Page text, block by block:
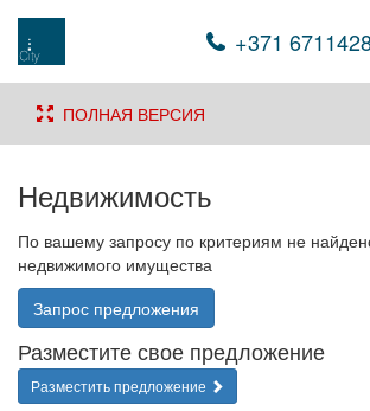
+371
ПОЛНАЯ ВЕРСИЯ
Недвижимость
По вашему запросу по критериям не
недвижимого имущества
Запрос предложения
Разместите свое предложение
Разместить предложение